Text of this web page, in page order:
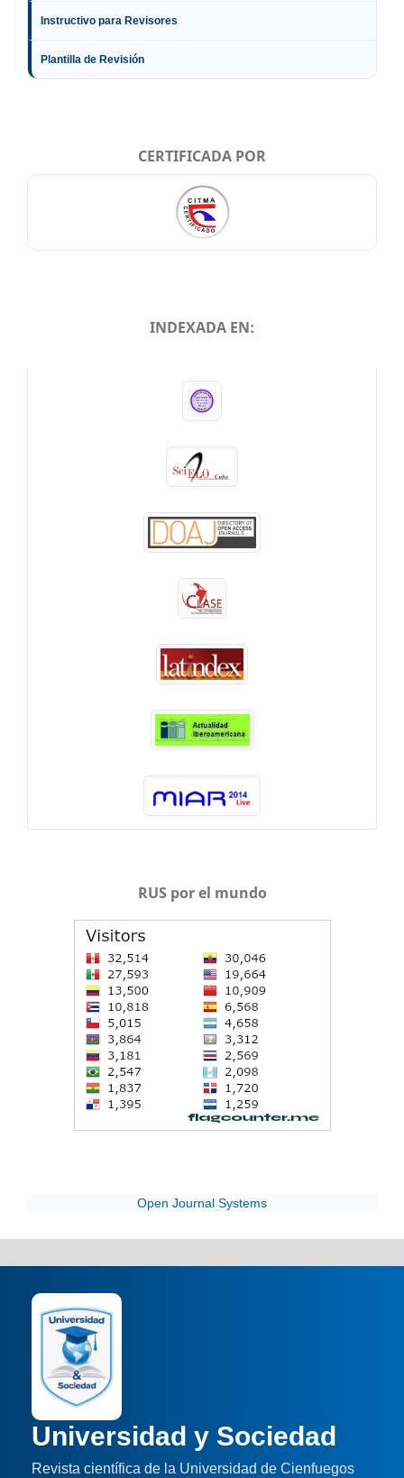
Instructivo para Revisores
Plantilla de Revisión
CERTIFICADA POR
INDEXADA EN:
RUS por el mundo
Open Journal Systems
Universidad y Sociedad
Revista científica de la Universidad de Cienfuegos